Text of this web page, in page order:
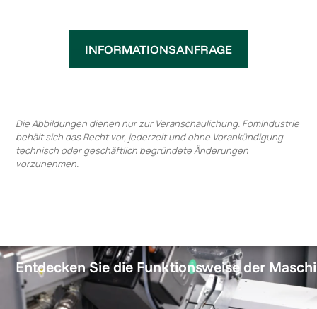
INFORMATIONSANFRAGE
Die Abbildungen dienen nur zur Veranschaulichung. FomIndustrie
behält sich das Recht vor, jederzeit und ohne Vorankündigung
technisch oder geschäftlich begründete Änderungen
vorzunehmen.
Entdecken Sie die Funktionsweise der